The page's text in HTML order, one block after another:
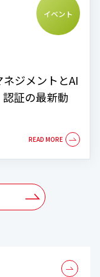
イベント
ジメントとAI
証の最新動